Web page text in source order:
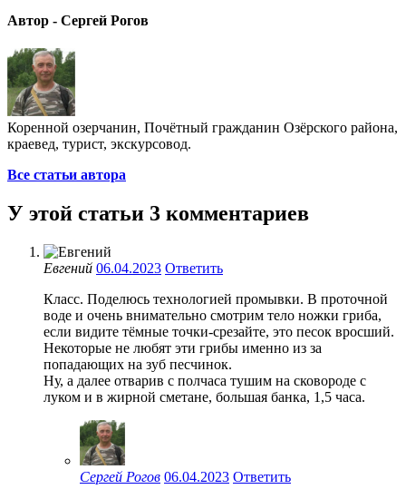
Автор - Сергей Рогов
Коренной озерчанин, Почётный гражданин Озёрского района,
краевед, турист, экскурсовод.
Все статьи автора
У этой статьи 3 комментариев
Евгений 06.04.2023 Ответить
Класс. Поделюсь технологией промывки. В проточной
воде и очень внимательно смотрим тело ножки гриба,
если видите тёмные точки-срезайте, это песок вросший.
Некоторые не любят эти грибы именно из за
попадающих на зуб песчинок.
Ну, а далее отварив с полчаса тушим на сковороде с
луком и в жирной сметане, большая банка, 1,5 часа.
Сергей Рогов 06.04.2023 Ответить